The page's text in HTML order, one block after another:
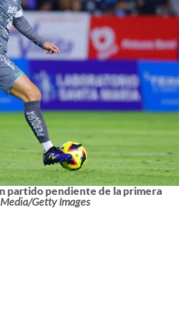
partido pendiente de la primera
Getty Images